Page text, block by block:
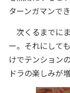
ターンガマンで
次くるまでに
ー。それにして
けでテンション
ドラの楽しみが